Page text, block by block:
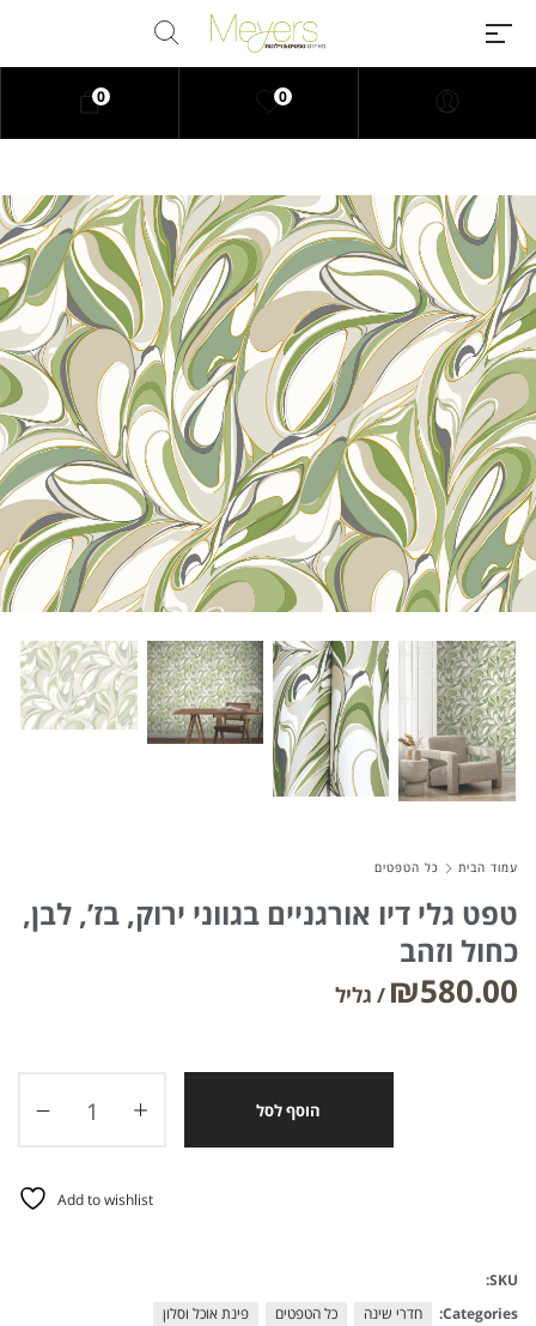
Millions of people around the
world visit Envato to buy and sell
creative assets, use smart design
templates, learn creative skills or
even hire freelancers. With an
industry-leading marketplace
paired with an unlimited
subscription service, Envato
helps creatives like you get
projects done faster.
About Envato
Careers
Privacy Policy
Sitemap
Blog
Forums
Meetups
0
0
עמוד הבית כל הטפטים
טפט גלי דיו אורגניים בגווני ירוק, בז’, לבן,
כחול וזהב
₪580.00
הוסף לסל
Add to wishlist
SKU:
Categories:
חדרי שינה כל הטפטים
פינת אוכל וסלון